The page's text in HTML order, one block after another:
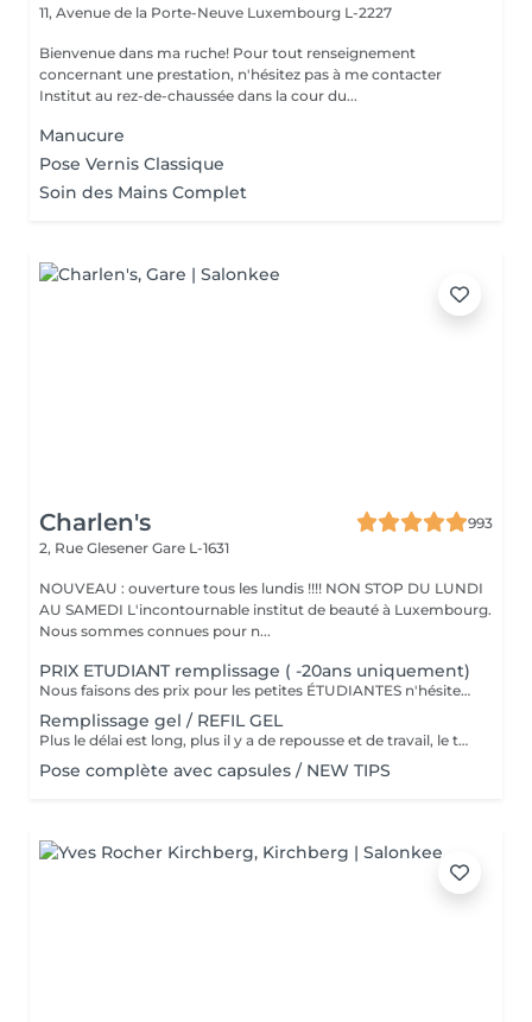
11, Avenue de la Porte-Neuve Luxembourg L-2227
Bienvenue dans ma ruche! Pour tout renseignement
concernant une prestation, n'hésitez pas à me contacter
Institut au rez-de-chaussée dans la cour du...
Manucure
Pose Vernis Classique
Soin des Mains Complet
Charlen's
993
2, Rue Glesener Gare L-1631
NOUVEAU : ouverture tous les lundis !!!! NON STOP DU LUNDI
AU SAMEDI L'incontournable institut de beauté à Luxembourg.
Nous sommes connues pour n...
PRIX ETUDIANT remplissage ( -20ans uniquement)
Nous faisons des prix pour les petites ÉTUDIANTES n'hésitez pas a passer
Remplissage gel / REFIL GEL
Plus le délai est long, plus il y a de repousse et de travail, le tarif s'adapte donc au temps écoulé depuis votre dernier rendez-vous. Merci de choisir le remplissage adapté
Pose complète avec capsules / NEW TIPS